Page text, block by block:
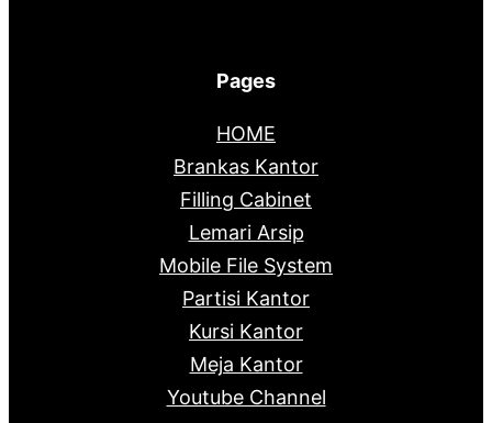
Pages
HOME
Brankas Kantor
Filling Cabinet
Lemari Arsip
Mobile File System
Partisi Kantor
Kursi Kantor
Meja Kantor
Youtube Channel